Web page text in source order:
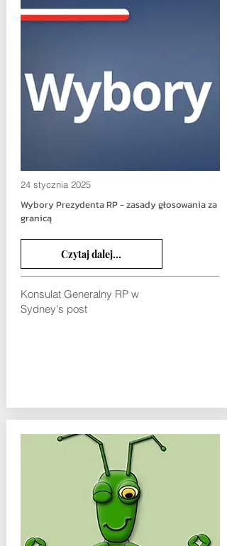
24 stycznia 2025
Wybory Prezydenta RP - zasady głosowania za
granicą
Czytaj dalej...
Konsulat Generalny RP w
Sydney's post